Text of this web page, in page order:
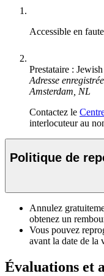
Accessible en
Prestataire :
Adresse
Amsterdam, NL
Contactez le
interlocuteur au
Politique de
Annulez
obtenez un
Vous pouvez
avant la date de la
Évaluations et